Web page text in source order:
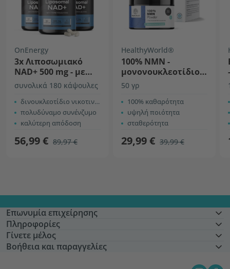
OnEnergy
3x Λιποσωμιακό
NAD+ 500 mg - με
τριμεθυλογλυκίνη
συνολικά 180 κάψουλες
δινουκλεοτίδιο νικοτιναμίδης αδενίνης
πολυδύναμο συνένζυμο
καλύτερη απόδοση
56,99 € 89,97 €
HealthyWorld®
100% NMN -
μονονουκλεοτίδιο
νικοτιναμιδίου
50 γρ
100% καθαρότητα
υψηλή ποιότητα
σταθερότητα
29,99 € 39,99 €
Επωνυμία επιχείρησης
Πληροφορίες
Γίνετε μέλος
Βοήθεια και παραγγελίες